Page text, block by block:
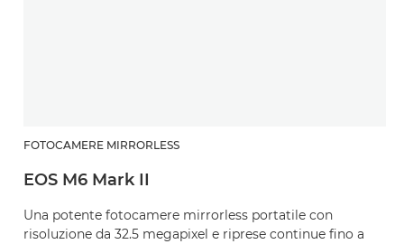
FOTOCAMERE MIRRORLESS
EOS M6 Mark II
Una potente fotocamere mirrorless portatile con
risoluzione da 32.5 megapixel e riprese continue fino a